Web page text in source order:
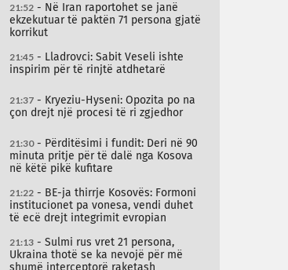
21:52 - Në Iran raportohet se janë
ekzekutuar të paktën 71 persona gjatë
korrikut
21:45 - Lladrovci: Sabit Veseli ishte
inspirim për të rinjtë atdhetarë
21:37 - Kryeziu-Hyseni: Opozita po na
çon drejt një procesi të ri zgjedhor
21:30- Përditësimi i fundit: Deri në 90
minuta pritje për të dalë nga Kosova
në këtë pikë kufitare
21:22 - BE-ja thirrje Kosovës: Formoni
institucionet pa vonesa, vendi duhet
të ecë drejt integrimit evropian
21:13 - Sulmi rus vret 21 persona,
Ukraina thotë se ka nevojë për më
shumë interceptorë raketash